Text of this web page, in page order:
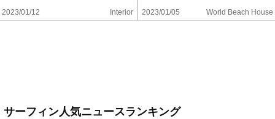
2023/01/12 Interior 2023/01/05 World Beach House
サーフィン人気ニュースランキング